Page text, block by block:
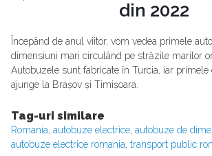
din 2022
Începând de anul viitor, vom vedea primele
dimensiuni mari circulând pe străzile marilor
Autobuzele sunt fabricate în Turcia, iar primele
ajunge la Brașov și Timișoara.
Tag-uri similare
Romania, autobuze electrice, autobuze de
autobuze electrice romania, transport public